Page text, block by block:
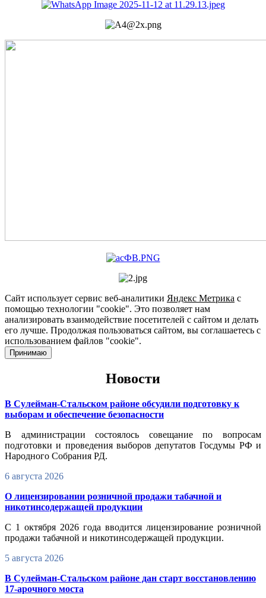
Сайт использует сервис веб-аналитики Яндекс Метрика с
помощью технологии "cookie". Это позволяет нам
анализировать взаимодействие посетителей с сайтом и делать
его лучше. Продолжая пользоваться сайтом, вы соглашаетесь с
использованием файлов "cookie".
Принимаю
Новости
В Сулейман-Стальском районе обсудили подготовку к
выборам и обеспечение безопасности
В администрации состоялось совещание по вопросам
подготовки и проведения выборов депутатов Госдумы РФ и
Народного Собрания РД.
6 августа 2026
О лицензировании розничной продажи табачной и
никотинсодержащей продукции
С 1 октября 2026 года вводится лицензирование розничной
продажи табачной и никотинсодержащей продукции.
5 августа 2026
В Сулейман-Стальском районе дан старт восстановлению
17-арочного моста